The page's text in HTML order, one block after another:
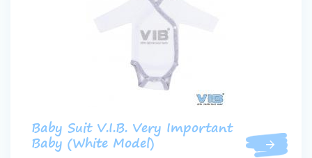
Baby Suit V.I.B. Very Important
Baby (White Model)